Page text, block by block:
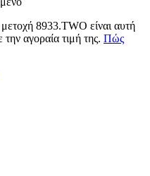
8933.TWO είναι αυτή
αγοραία τιμή της. Πώς